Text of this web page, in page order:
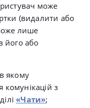
може
(видалити або
лише
його або
якому
комунікацій з
«Чати»;